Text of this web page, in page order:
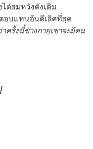
ได้สมหวังดังเดิม
อบแทนอันดีเลิศที่สุด
ครั้งนี้ข้างกายเขาจะมีคน